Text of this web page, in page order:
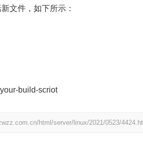
文件，如下所示：
build-scriot
html/server/linux/2021/0523/